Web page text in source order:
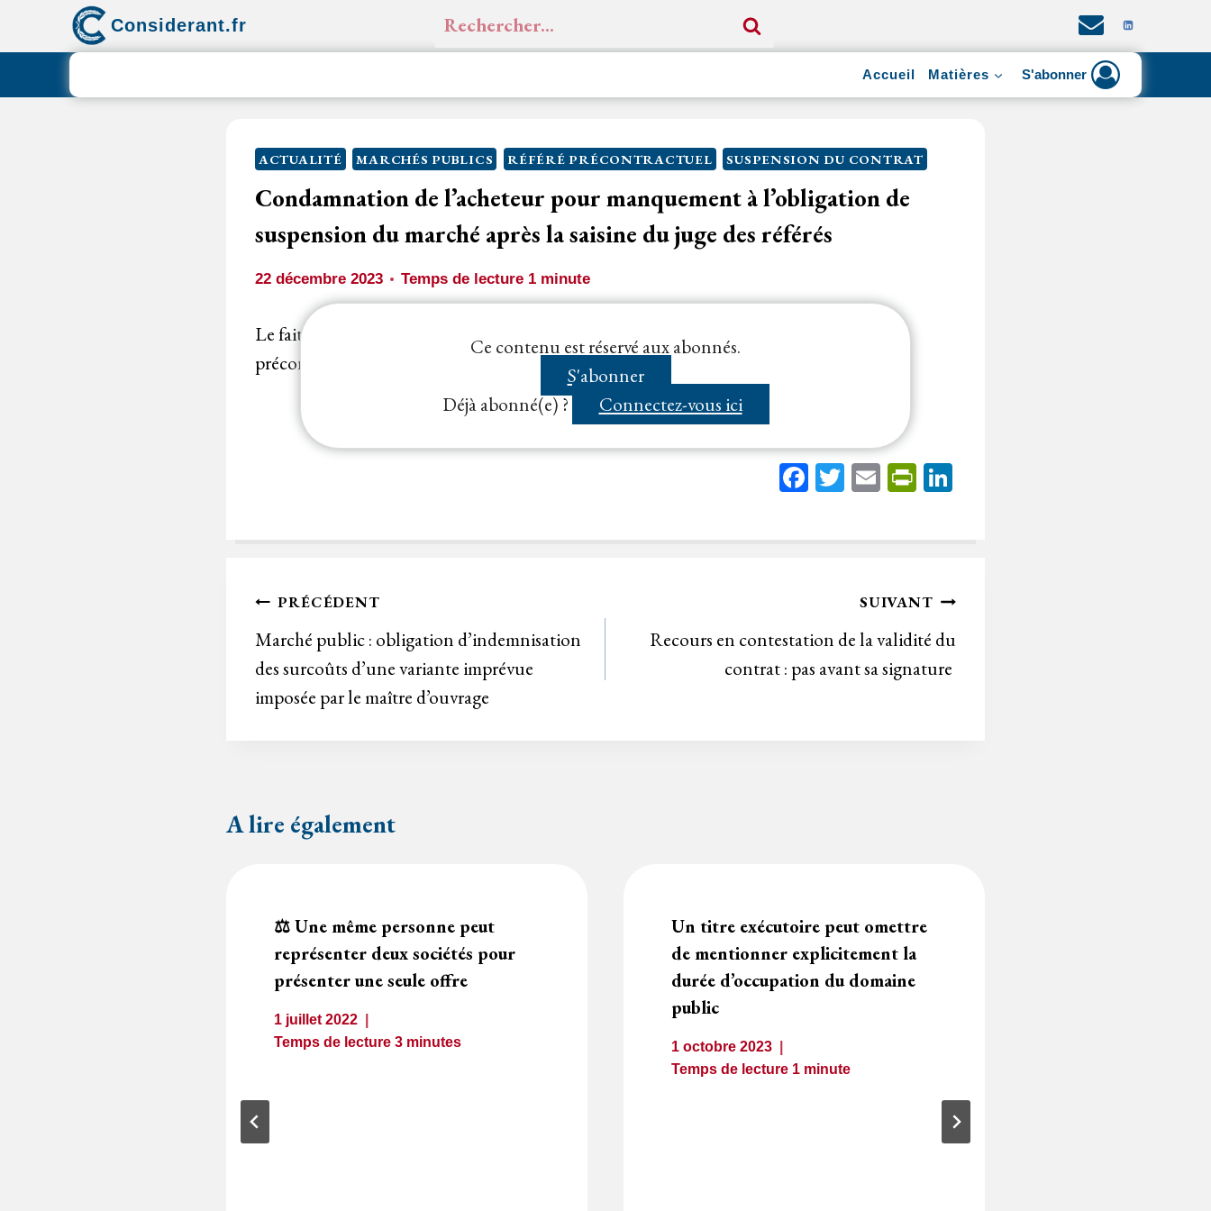
Considerant.fr Rechercher :
Accueil Matières S'abonner
ACTUALITÉ MARCHÉS PUBLICS RÉFÉRÉ PRÉCONTRACTUEL SUSPENSION DU CONTRAT
Condamnation de l’acheteur pour manquement à l’obligation de
suspension du marché après la saisine du juge des référés
22 décembre 2023 Temps de lecture 1 minute
Le fait pour l’
de signer le marché public après avoir eu connaissance du référé
précontractuel portant contestation de la procédure de...
Ce contenu est réservé aux abonnés.
S'abonner
Déjà abonné(e) ?
Connectez-vous ici
Fa
bo
T
tt
E
ail
Pr
tF
n
dl
y
ed
Navigation
de
l’article
PRÉCÉDENT
Marché public : obligation d’indemnisation
des surcoûts d’une variante imprévue
imposée par le maître d’ouvrage
SUIVANT
Recours en contestation de la validité du
contrat : pas avant sa signature
A lire également
⚖️ Une même personne peut
représenter deux sociétés pour
présenter une seule offre
1 juillet 2022
Temps de lecture 3 minutes
Un titre exécutoire peut omettre
de mentionner explicitement la
durée d’occupation du domaine
public
1 octobre 2023
Temps de lecture 1 minute